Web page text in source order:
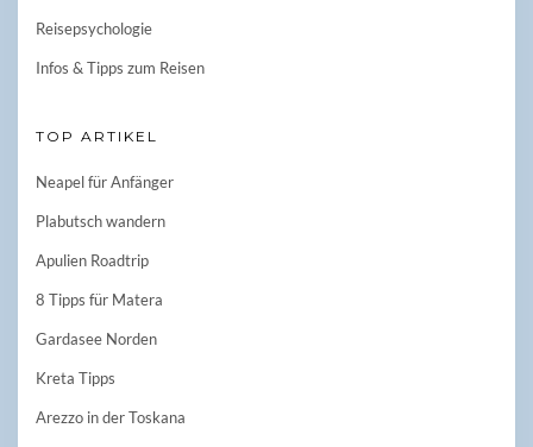
Reisepsychologie
Infos & Tipps zum Reisen
TOP ARTIKEL
Neapel für Anfänger
Plabutsch wandern
Apulien Roadtrip
8 Tipps für Matera
Gardasee Norden
Kreta Tipps
Arezzo in der Toskana